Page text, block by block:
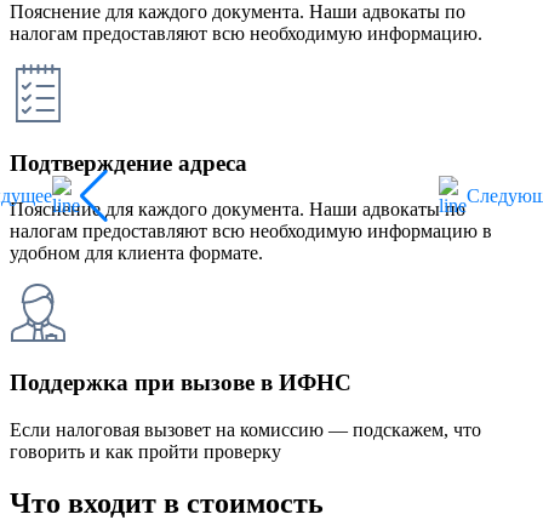
Пояснение для каждого документа. Наши адвокаты по
налогам предоставляют всю необходимую информацию.
Подтверждение адреса
Пояснение для каждого документа. Наши адвокаты по
налогам предоставляют всю необходимую информацию в
удобном для клиента формате.
Поддержка при вызове в ИФНС
Если налоговая вызовет на комиссию — подскажем, что
говорить и как пройти проверку
Что входит в стоимость